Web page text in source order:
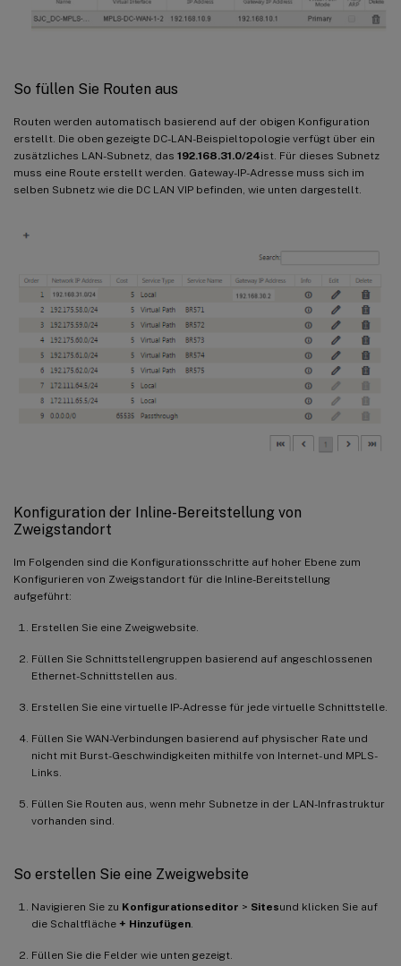
So füllen Sie Routen aus
Routen werden automatisch basierend auf der obigen Konfiguration
erstellt. Die oben gezeigte DC-LAN-Beispieltopologie verfügt über ein
zusätzliches LAN-Subnetz, das 192.168.31.0/24ist. Für dieses Subnetz
muss eine Route erstellt werden. Gateway-IP-Adresse muss sich im
selben Subnetz wie die DC LAN VIP befinden, wie unten dargestellt.
Konfiguration der Inline-Bereitstellung von
Zweigstandort
Im Folgenden sind die Konfigurationsschritte auf hoher Ebene zum
Konfigurieren von Zweigstandort für die Inline-Bereitstellung
aufgeführt:
Erstellen Sie eine Zweigwebsite.
Füllen Sie Schnittstellengruppen basierend auf angeschlossenen
Ethernet-Schnittstellen aus.
Erstellen Sie eine virtuelle IP-Adresse für jede virtuelle Schnittstelle.
Füllen Sie WAN-Verbindungen basierend auf physischer Rate und
nicht mit Burst-Geschwindigkeiten mithilfe von Internet- und MPLS-
Links.
Füllen Sie Routen aus, wenn mehr Subnetze in der LAN-Infrastruktur
vorhanden sind.
So erstellen Sie eine Zweigwebsite
Navigieren Sie zu Konfigurationseditor > Sitesund klicken Sie auf
die Schaltfläche + Hinzufügen.
Füllen Sie die Felder wie unten gezeigt.